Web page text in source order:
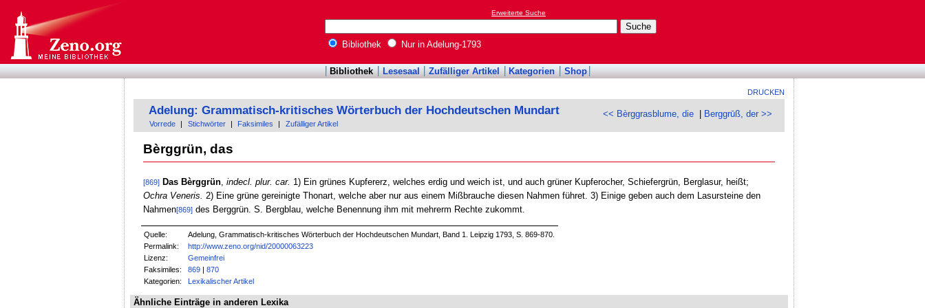
Erweiterte Suche
Bibliothek Nur in Adelung-1793
Bibliothek Lesesaal Zufälliger Artikel Kategorien Shop
DRUCKEN
<< Bèrggrasblume, die Berggrūß, der >>
Adelung: Grammatisch-kritisches Wörterbuch der Hochdeutschen Mundart
Vorrede Stichwörter Faksimiles Zufälliger Artikel
Bèrggrün, das
[869] Das Bèrggrün, indecl. plur. car. 1) Ein grünes Kupfererz, welches erdig und weich ist, und auch grüner Kupferocher, Schiefergrün, Berglasur, heißt;
Ochra Veneris.
2) Eine grüne gereinigte Thonart, welche aber nur aus einem Mißbrauche diesen Nahmen führet. 3) Einige geben auch dem Lasursteine den
Nahmen[869]des Berggrün. S. Bergblau, welche Benennung ihm mit mehrerm Rechte zukommt.
Quelle:
Adelung, Grammatisch-kritisches Wörterbuch der Hochdeutschen Mundart, Band 1. Leipzig 1793, S. 869-870.
Permalink:
http://www.zeno.org/nid/20000063223
Lizenz:
Gemeinfrei
Faksimiles:
869 |870
Kategorien:
Lexikalischer Artikel
Ähnliche Einträge in anderen Lexika